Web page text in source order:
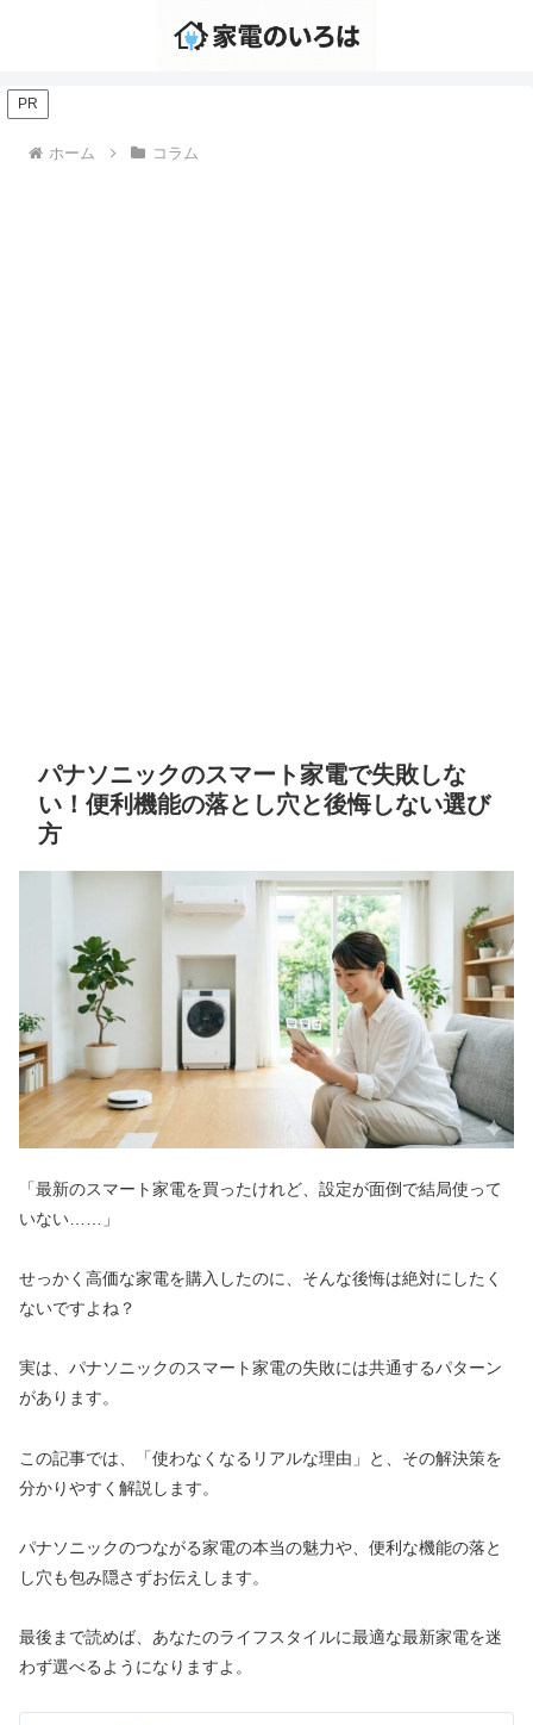
PR
ホーム コラム
パナソニックのスマート家電で失敗しな
い！便利機能の落とし穴と後悔しない選び
方
「最新のスマート家電を買ったけれど、設定が面倒で結局使って
いない……」
せっかく高価な家電を購入したのに、そんな後悔は絶対にしたく
ないですよね？
実は、パナソニックのスマート家電の失敗には共通するパターン
があります。
この記事では、「使わなくなるリアルな理由」と、その解決策を
分かりやすく解説します。
パナソニックのつながる家電の本当の魅力や、便利な機能の落と
し穴も包み隠さずお伝えします。
最後まで読めば、あなたのライフスタイルに最適な最新家電を迷
わず選べるようになりますよ。